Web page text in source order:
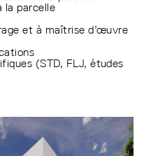
la parcelle
et à maîtrise d’œuvre
(STD, FLJ, études